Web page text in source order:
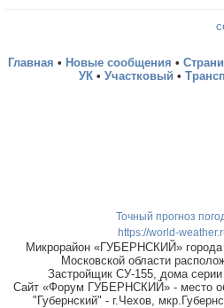
Главная • Новые сообщения •
УК • Участковый •
Точный прогноз
https://world-
Микрорайон «ГУБЕРНСКИЙ»
Московской области
Застройщик СУ-155, дома
Сайт «Форум ГУБЕРНСКИЙ» - место
"Губернский" - г.Чехов,